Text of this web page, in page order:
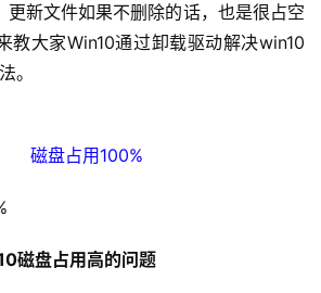
更新文件如果不删除的话，也是很占空
教大家Win10通过卸载驱动解决win10
。
盘占用高的问题